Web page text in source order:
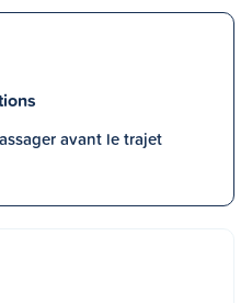
avant le trajet